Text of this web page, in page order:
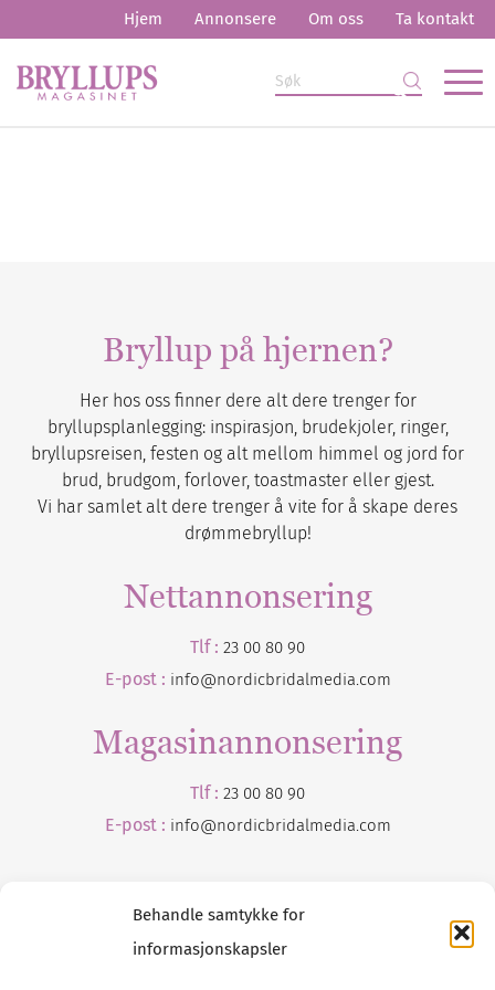
Behandle samtykke for
informasjonskapsler
Hjem Annonsere Om oss Ta kontakt
Bryllup på hjernen?
Her hos oss finner dere alt dere trenger for
bryllupsplanlegging: inspirasjon, brudekjoler, ringer,
bryllupsreisen, festen og alt mellom himmel og jord for
brud, brudgom, forlover, toastmaster eller gjest.
Vi har samlet alt dere trenger å vite for å skape deres
drømmebryllup!
Nettannonsering
Tlf : 23 00 80 90
E-post : info@nordicbridalmedia.com
Magasinannonsering
Tlf : 23 00 80 90
E-post : info@nordicbridalmedia.com